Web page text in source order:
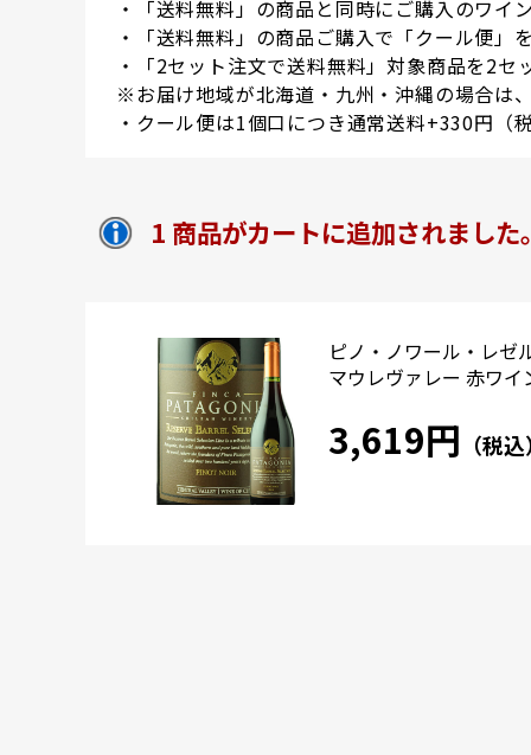
・「送料無料」の商品と同時にご購入のワイ
・「送料無料」の商品ご購入で「クール便」
・「2セット注文で送料無料」対象商品を2
※お届け地域が北海道・九州・沖縄の場合は
・クール便は1個口につき通常送料+330円（
1 商品がカートに追加されました
ピノ・ノワール・レゼ
マウレヴァレー 赤ワ
3,619円 （税